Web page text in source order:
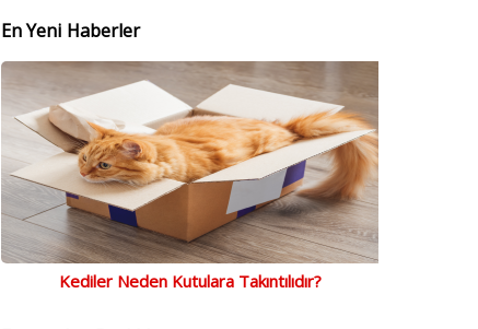
En Yeni Haberler
Kediler Neden Kutulara Takıntılıdır?